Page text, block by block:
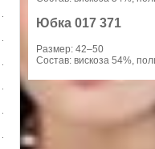
Юбка 017 371
Размер: 42–50
Состав: вискоза 54%,